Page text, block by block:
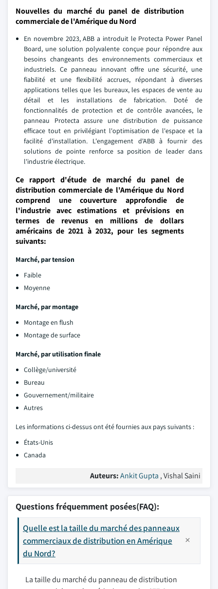
Nouvelles du marché du panel de distribution
commerciale de l'Amérique du Nord
En novembre 2023, ABB a introduit le Protecta Power Panel
Board, une solution polyvalente conçue pour répondre aux
besoins changeants des environnements commerciaux et
industriels. Ce panneau innovant offre une sécurité, une
fiabilité et une flexibilité accrues, répondant à diverses
applications telles que les bureaux, les espaces de vente au
détail et les installations de fabrication. Doté de
fonctionnalités de protection et de contrôle avancées, le
panneau Protecta assure une distribution de puissance
efficace tout en privilégiant l'optimisation de l'espace et la
facilité d'installation. L'engagement d'ABB à fournir des
solutions de pointe renforce sa position de leader dans
l'industrie électrique.
Ce rapport d'étude de marché du panel de
distribution commerciale de l'Amérique du Nord
comprend une couverture approfondie de
l'industrie avec estimations et prévisions en
termes de revenus en millions de dollars
américains de 2021 à 2032, pour les segments
suivants:
Marché, par tension
Faible
Moyenne
Marché, par montage
Montage en flush
Montage de surface
Marché, par utilisation finale
Collège/université
Bureau
Gouvernement/militaire
Autres
Les informations ci-dessus ont été fournies aux pays suivants :
États-Unis
Canada
Auteurs:Ankit Gupta , Vishal Saini
Questions fréquemment posées(FAQ):
Quelle est la taille du marché des panneaux
commerciaux de distribution en Amérique
du Nord?
La taille du marché du panneau de distribution